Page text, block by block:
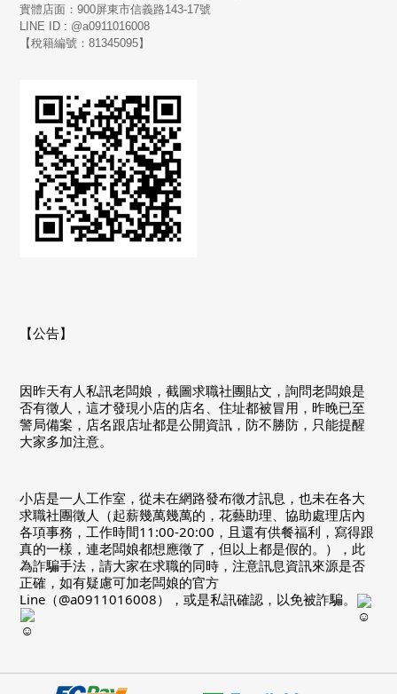
實體店面：900屏東市信義路143-17號
LINE ID : @a0911016008
【稅籍編號：81345095】
【公告】
因昨天有人私訊老闆娘，截圖求職社團貼文，詢問老闆娘是
否有徵人，這才發現小店的店名、住址都被冒用，昨晚已至
警局備案，店名跟店址都是公開資訊，防不勝防，只能提醒
大家多加注意。
小店是一人工作室，從未在網路發布徵才訊息，也未在各大
求職社團徵人（起薪幾萬幾萬的，花藝助理、協助處理店內
各項事務，工作時間11:00-20:00，且還有供餐福利，寫得跟
真的一樣，連老闆娘都想應徵了，但以上都是假的。），此
為詐騙手法，請大家在求職的同時，注意訊息資訊來源是否
正確，如有疑慮可加老闆娘的官方
Line（@a0911016008），或是私訊確認，以免被詐騙。